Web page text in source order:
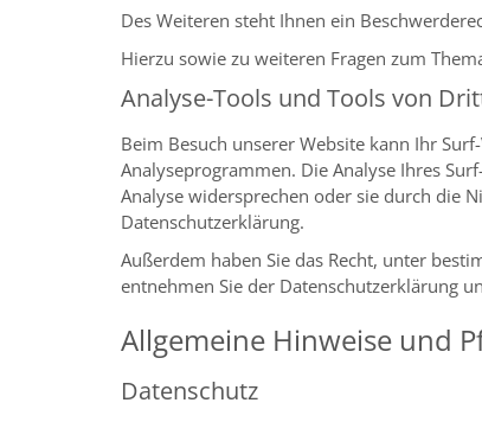
Des Weiteren steht Ihnen ein
Hierzu sowie zu weiteren Fragen zum
Analyse-Tools und Tools von
Beim Besuch unserer Website kann Ihr
Analyseprogrammen. Die Analyse Ihres
Analyse widersprechen oder sie durch die
Datenschutzerklärung.
Außerdem haben Sie das Recht, unter
entnehmen Sie der Datenschutzerklärung
Allgemeine Hinweise und
Datenschutz